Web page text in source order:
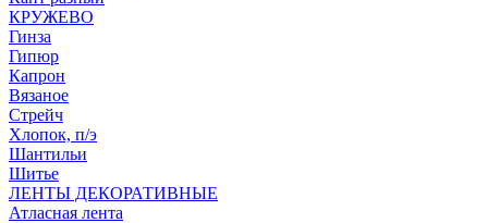
КРУЖЕВО
Гинза
Гипюр
Капрон
Вязаное
Стрейч
Хлопок, п/э
Шантильи
Шитье
ЛЕНТЫ ДЕКОРАТИВНЫЕ
Атласная лента